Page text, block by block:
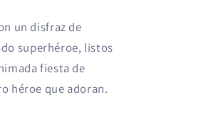
un disfraz de
superhéroe, listos
fiesta de
héroe que adoran.